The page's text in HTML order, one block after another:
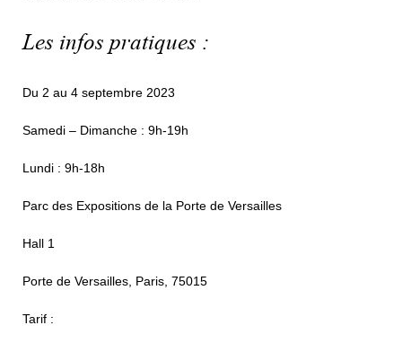
Les infos pratiques :
Du 2 au 4 septembre 2023
Samedi – Dimanche : 9h-19h
Lundi : 9h-18h
Parc des Expositions de la Porte de Versailles
Hall 1
Porte de Versailles, Paris, 75015
Tarif :